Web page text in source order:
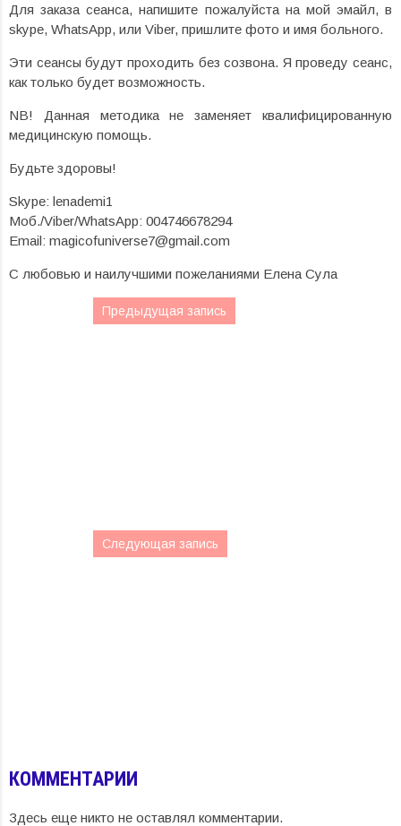
Для заказа сеанса, напишите пожалуйста на мой эмайл, в
skype, WhatsApp, или Viber, пришлите фото и имя больного.
Эти сеансы будут проходить без созвона. Я проведу сеанс,
как только будет возможность.
NB! Данная методика не заменяет квалифицированную
медицинскую помощь.
Будьте здоровы!
Skype: lenademi1
Моб./Viber/WhatsApp: 004746678294
Email: magicofuniverse7@gmail.com
С любовью и наилучшими пожеланиями Елена Сула
Предыдущая запись
Следующая запись
КОММЕНТАРИИ
Здесь еще никто не оставлял комментарии.